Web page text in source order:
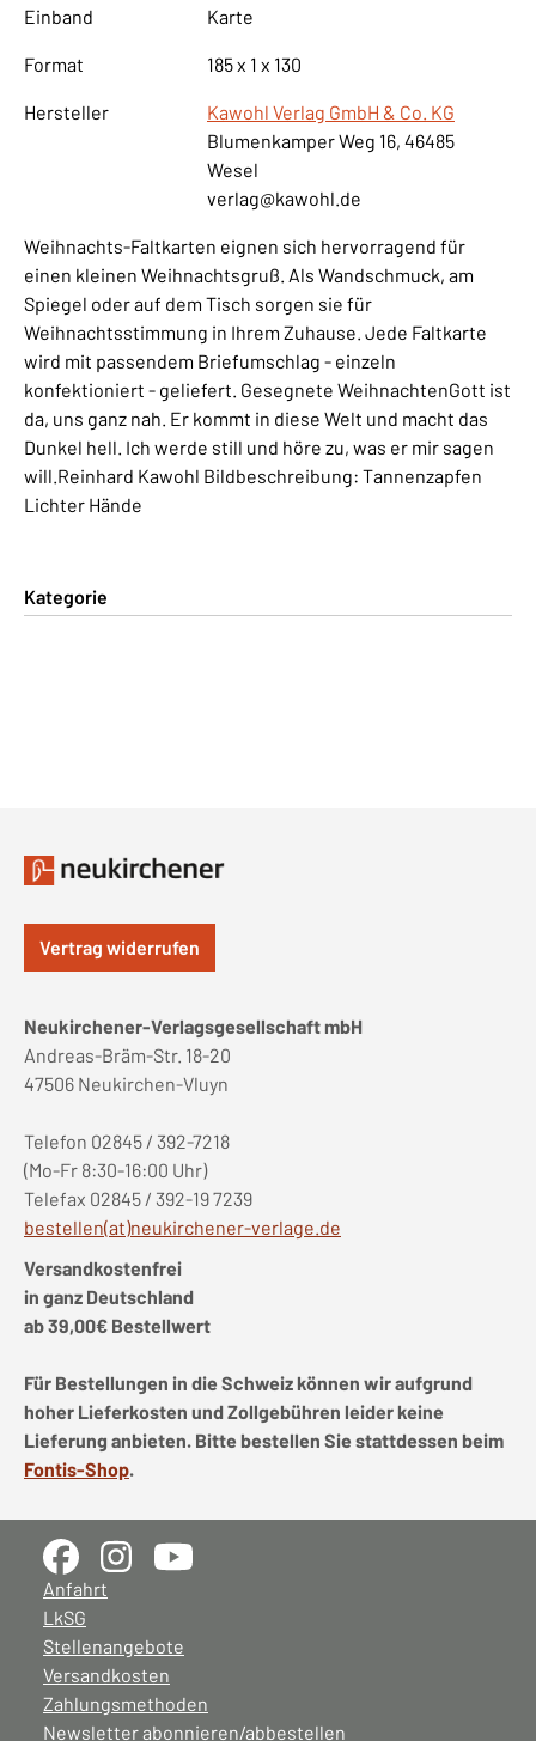
Einband Karte
Format 185 x 1 x 130
Hersteller
Kawohl Verlag GmbH & Co. KG
Blumenkamper Weg 16, 46485
Wesel
verlag@kawohl.de
Weihnachts-Faltkarten eignen sich hervorragend für
einen kleinen Weihnachtsgruß. Als Wandschmuck, am
Spiegel oder auf dem Tisch sorgen sie für
Weihnachtsstimmung in Ihrem Zuhause. Jede Faltkarte
wird mit passendem Briefumschlag - einzeln
konfektioniert - geliefert. Gesegnete WeihnachtenGott ist
da, uns ganz nah. Er kommt in diese Welt und macht das
Dunkel hell. Ich werde still und höre zu, was er mir sagen
will.Reinhard Kawohl Bildbeschreibung: Tannenzapfen
Lichter Hände
Kategorie
Vertrag widerrufen
Neukirchener-Verlagsgesellschaft mbH
Andreas-Bräm-Str. 18-20
47506 Neukirchen-Vluyn
Telefon 02845 / 392-7218
(Mo-Fr 8:30-16:00 Uhr)
Telefax 02845 / 392-19 7239
bestellen(at)neukirchener-verlage.de
Versandkostenfrei
in ganz Deutschland
ab 39,00€ Bestellwert
Für Bestellungen in die Schweiz können wir aufgrund
hoher Lieferkosten und Zollgebühren leider keine
Lieferung anbieten. Bitte bestellen Sie stattdessen beim
Fontis-Shop.
Anfahrt
LkSG
Stellenangebote
Versandkosten
Zahlungsmethoden
Newsletter abonnieren/abbestellen